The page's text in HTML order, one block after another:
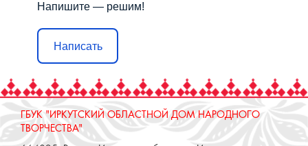
Напишите — решим!
Написать
ГБУК "ИРКУТСКИЙ ОБЛАСТНОЙ ДОМ НАРОДНОГО
ТВОРЧЕСТВА"